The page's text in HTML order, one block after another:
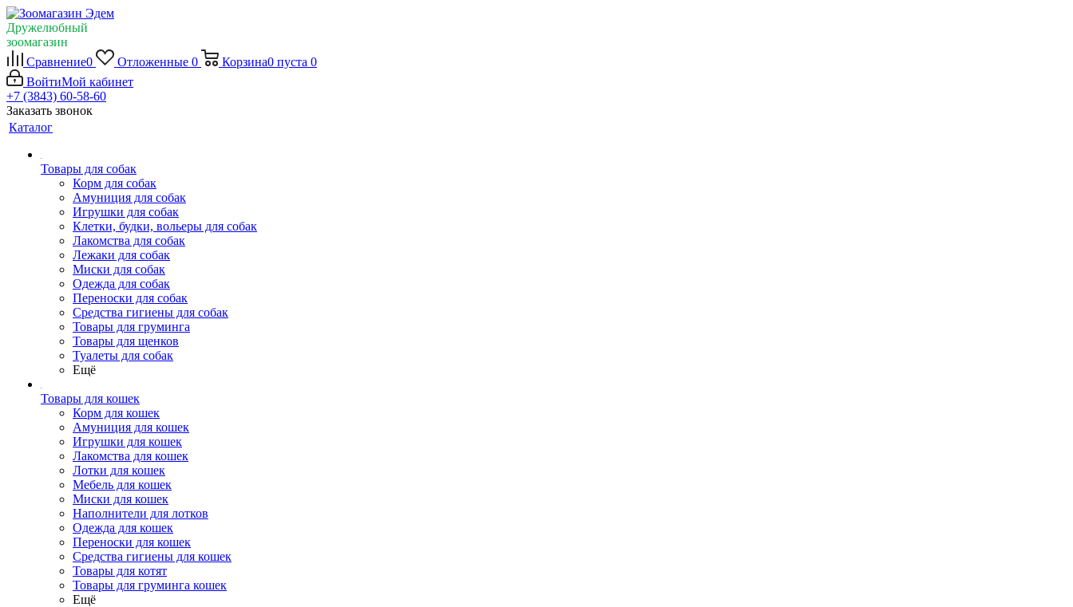
Дружелюбный
зоомагазин
Сравнение0 Отложенные 0 Корзина0 пуста 0
ВойтиМой кабинет
+7 (3843) 60-58-60
Заказать звонок
Каталог
Товары для собак
Корм для собак
Амуниция для собак
Игрушки для собак
Клетки, будки, вольеры для собак
Лакомства для собак
Лежаки для собак
Миски для собак
Одежда для собак
Переноски для собак
Средства гигиены для собак
Товары для груминга
Товары для щенков
Туалеты для собак
Ещё
Товары для кошек
Корм для кошек
Амуниция для кошек
Игрушки для кошек
Лакомства для кошек
Лотки для кошек
Мебель для кошек
Миски для кошек
Наполнители для лотков
Одежда для кошек
Переноски для кошек
Средства гигиены для кошек
Товары для котят
Товары для груминга кошек
Ещё